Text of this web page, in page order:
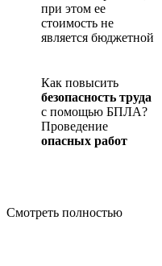
при этом ее
стоимость не
является бюджетной
Как повысить
безопасность труда
с помощью БПЛА?
Проведение
опасных работ
Смотреть полностью